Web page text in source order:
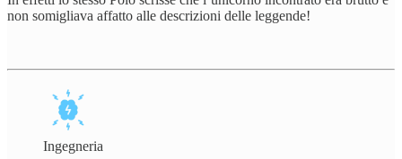
non somigliava affatto alle descrizioni delle leggende!
Ingegneria